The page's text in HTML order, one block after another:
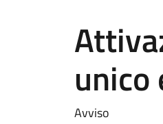
unico
Avviso